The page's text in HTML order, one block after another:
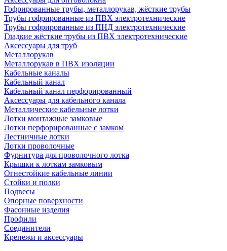
Гофрированные трубы, металлорукав, жёсткие трубы
Трубы гофрированные из ПВХ электротехнические
Трубы гофрированные из ПНД электротехнические
Гладкие жёсткие трубы из ПВХ электротехнические
Аксессуары для труб
Металлорукав
Металлорукав в ПВХ изоляции
Кабельные каналы
Кабельный канал
Кабельный канал перфорированный
Аксессуары для кабельного канала
Металлические кабельные лотки
Лотки монтажные замковые
Лотки перфорированные с замком
Лестничные лотки
Лотки проволочные
Фурнитура для проволочного лотка
Крышки к лоткам замковым
Огнестойкие кабельные линии
Стойки и полки
Подвесы
Опорные поверхности
Фасонные изделия
Профили
Соединители
Крепежи и аксессуары